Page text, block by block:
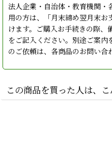
法人企業・自治体・教育機関・
用の方は、「月末締め翌月末
けます。ご購入お手続きの際、
をご記入ください。別途ご案内
のご依頼は、各商品のお問い合
この商品を買った人は、